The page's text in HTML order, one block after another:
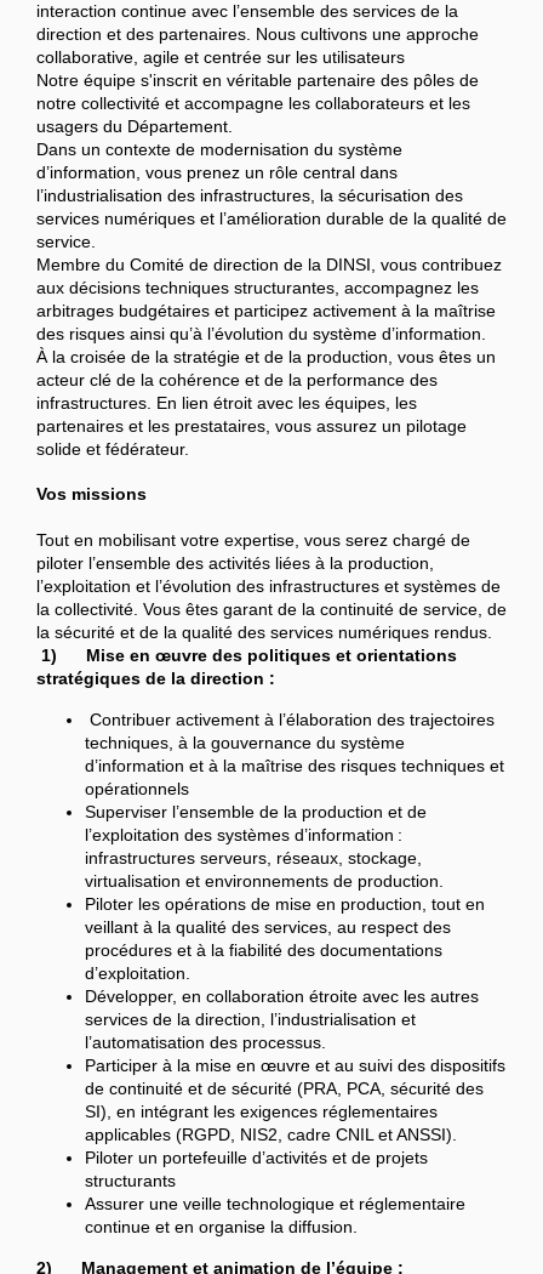
interaction continue avec l’ensemble des services de la
direction et des partenaires. Nous cultivons une approche
collaborative, agile et centrée sur les utilisateurs
Notre équipe s'inscrit en véritable partenaire des pôles de
notre collectivité et accompagne les collaborateurs et les
usagers du Département.
Dans un contexte de modernisation du système
d’information, vous prenez un rôle central dans
l’industrialisation des infrastructures, la sécurisation des
services numériques et l’amélioration durable de la qualité de
service.
Membre du Comité de direction de la DINSI, vous contribuez
aux décisions techniques structurantes, accompagnez les
arbitrages budgétaires et participez activement à la maîtrise
des risques ainsi qu’à l’évolution du système d’information.
À la croisée de la stratégie et de la production, vous êtes un
acteur clé de la cohérence et de la performance des
infrastructures. En lien étroit avec les équipes, les
partenaires et les prestataires, vous assurez un pilotage
solide et fédérateur.
Vos missions
Tout en mobilisant votre expertise, vous serez chargé de
piloter l’ensemble des activités liées à la production,
l’exploitation et l’évolution des infrastructures et systèmes de
la collectivité. Vous êtes garant de la continuité de service, de
la sécurité et de la qualité des services numériques rendus.
1) Mise en œuvre des politiques et orientations
stratégiques de la direction :
Contribuer activement à l’élaboration des trajectoires
techniques, à la gouvernance du système
d’information et à la maîtrise des risques techniques et
opérationnels
Superviser l’ensemble de la production et de
l’exploitation des systèmes d’information :
infrastructures serveurs, réseaux, stockage,
virtualisation et environnements de production.
Piloter les opérations de mise en production, tout en
veillant à la qualité des services, au respect des
procédures et à la fiabilité des documentations
d’exploitation.
Développer, en collaboration étroite avec les autres
services de la direction, l’industrialisation et
l’automatisation des processus.
Participer à la mise en œuvre et au suivi des dispositifs
de continuité et de sécurité (PRA, PCA, sécurité des
SI), en intégrant les exigences réglementaires
applicables (RGPD, NIS2, cadre CNIL et ANSSI).
Piloter un portefeuille d’activités et de projets
structurants
Assurer une veille technologique et réglementaire
continue et en organise la diffusion.
2) Management et animation de l’équipe :